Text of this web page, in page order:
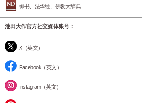
御书、法华经、佛教大辞典
池田大作官方社交媒体账号：
X（英文）
Facebook（英文）
Instagram（英文）